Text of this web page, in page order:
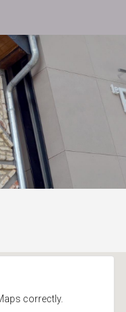
correctly.